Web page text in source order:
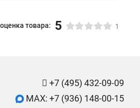
товара: 5 1
+7 (495) 432-09-09
MAX: +7 (936) 148-00-15